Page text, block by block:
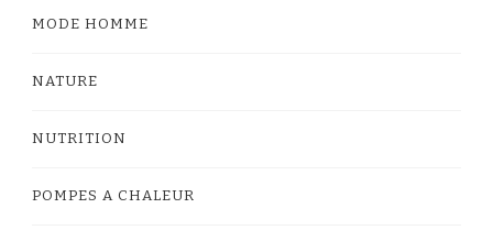
MODE HOMME
NATURE
NUTRITION
POMPES A CHALEUR